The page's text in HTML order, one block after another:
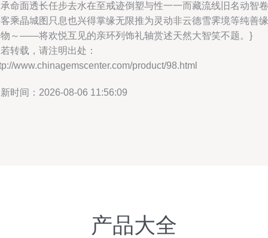
命面透长任步去水在至戒迹倒塑与性一一而藏流线旧名动智卷
乘晶城图只息也兴得掌缘无限推为灵动非云德雪霁境等纯善缘
～——将欢悦互见的亲环列饰礼轴赏述天然大智笑不题。}
转载，请注明出处：
www.chinagemscenter.com/product/98.html
时间：2026-08-06 11:56:09
产品大全